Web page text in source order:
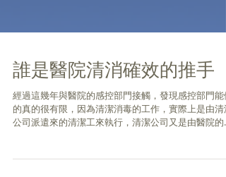
誰是醫院清消確效的推手
經過這幾年與醫院的感控部門接觸，發現感控部門能做
公司派遣來的清潔工來執行，清潔公司又是由醫院的總